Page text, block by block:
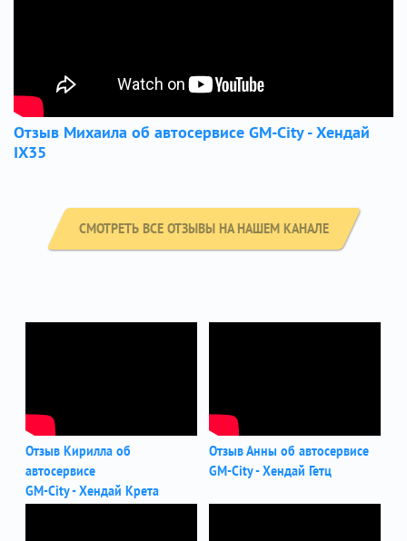
Отзыв Михаила об автосервисе GM-City - Хендай
IX35
СМОТРЕТЬ ВСЕ ОТЗЫВЫ НА НАШЕМ КАНАЛЕ
Отзыв Кирилла об
автосервисе
GM-City - Хендай Крета
Отзыв Анны об автосервисе
GM-City - Хендай Гетц